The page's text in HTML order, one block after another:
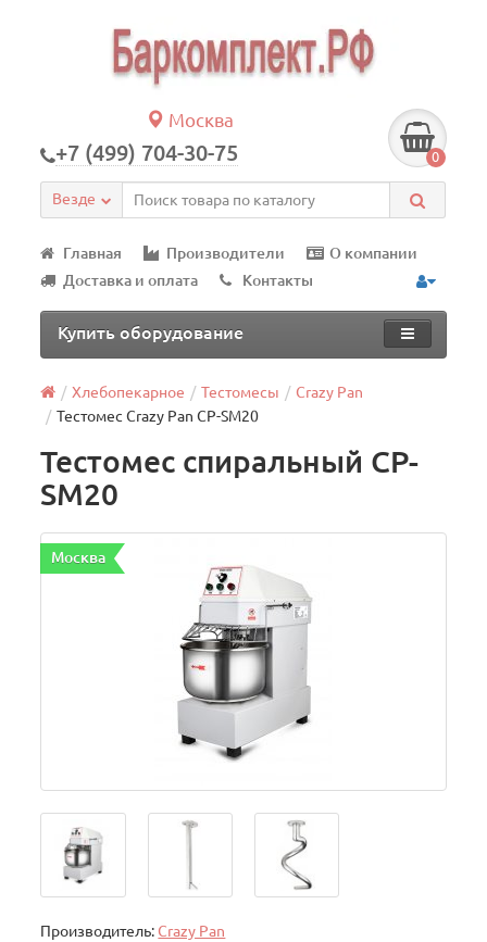
Москва
+7 (499) 704-30-75 0
Везде
Главная Производители
О компании
Доставка и оплата
Контакты
Купить оборудование
Хлебопекарное Тестомесы
Crazy Pan
Тестомес Crazy Pan CP-SM20
Тестомес спиральный CP-
SM20
Москва
Производитель: Crazy Pan